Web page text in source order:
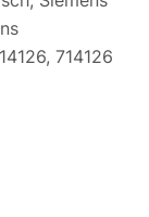
714126